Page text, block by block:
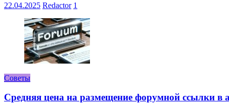
22.04.2025 Redactor 1
Советы
Средняя цена на размещение форумной ссылки в